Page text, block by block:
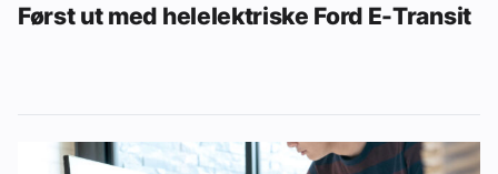
Først ut med helelektriske Ford E-Transit